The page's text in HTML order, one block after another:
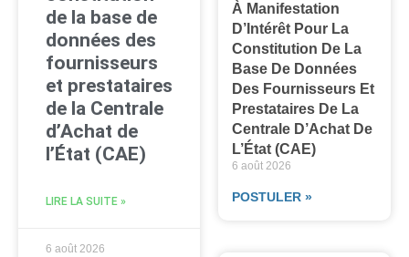
de la base de
données des
fournisseurs
et prestataires
de la Centrale
d’Achat de
l’État (CAE)
LIRE LA SUITE »
6 août 2026
À Manifestation
D’Intérêt Pour La
Constitution De La
Base De Données
Des Fournisseurs Et
Prestataires De La
Centrale D’Achat De
L’État (CAE)
6 août 2026
POSTULER »